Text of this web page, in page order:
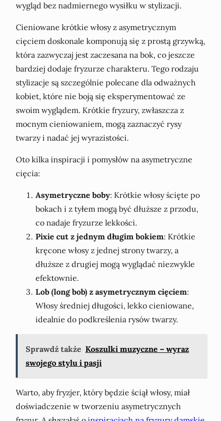
wygląd bez nadmiernego wysiłku w stylizacji.
Cieniowane krótkie włosy z asymetrycznym
cięciem doskonale komponują się z prostą grzywką,
która zazwyczaj jest zaczesana na bok, co jeszcze
bardziej dodaje fryzurze charakteru. Tego rodzaju
stylizacje są szczególnie polecane dla odważnych
kobiet, które nie boją się eksperymentować ze
swoim wyglądem. Krótkie fryzury, zwłaszcza z
mocnym cieniowaniem, mogą zaznaczyć rysy
twarzy i nadać jej wyrazistości.
Oto kilka inspiracji i pomysłów na asymetryczne
cięcia:
Asymetryczne boby: Krótkie włosy ścięte po
bokach i z tyłem mogą być dłuższe z przodu,
co nadaje fryzurze lekkości.
Pixie cut z jednym długim bokiem: Krótkie
kręcone włosy z jednej strony twarzy, a
dłuższe z drugiej mogą wyglądać niezwykle
efektownie.
Lob (long bob) z asymetrycznym cięciem:
Włosy średniej długości, lekko cieniowane,
idealnie do podkreślenia rysów twarzy.
Sprawdź także Koszulki muzyczne – wyraz
swojego stylu i pasji
Warto, aby fryzjer, który będzie ściął włosy, miał
doświadczenie w tworzeniu asymetrycznych